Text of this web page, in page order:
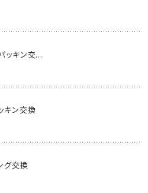
ッキン交...
キン交換
グ交換